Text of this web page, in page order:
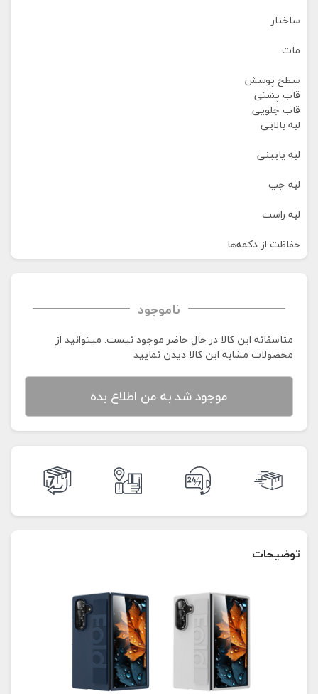
ساختار
مات
سطح پوشش
قاب پشتی
قاب جلویی
لبه بالایی
لبه پایینی
لبه چپ
لبه راست
حفاظت از دکمه‌ها
ناموجود
متاسفانه این کالا در حال حاضر موجود نیست. می‍توانید از
محصولات مشابه این کالا دیدن نمایید
موجود شد به من اطلاع بده
توضیحات